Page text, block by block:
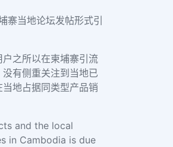
寨当地论坛发帖形式引
之所以在柬埔寨引流
有侧重关注到当地已
地占据同类型产品销
and the local
in Cambodia is due